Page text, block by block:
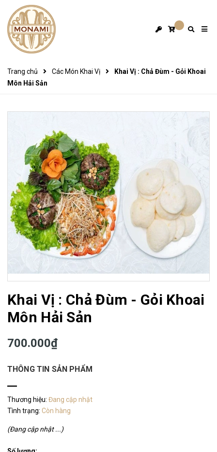
Trang chủ Các Món Khai Vị
Khai Vị : Chả Đùm - Gỏi Khoai
Môn Hải Sản
Khai Vị : Chả Đùm - Gỏi Khoai
Môn Hải Sản
700.000₫
THÔNG TIN SẢN PHẨM
Thương hiệu: Đang cập nhật
Tình trạng: Còn hàng
(Đang cập nhật ...)